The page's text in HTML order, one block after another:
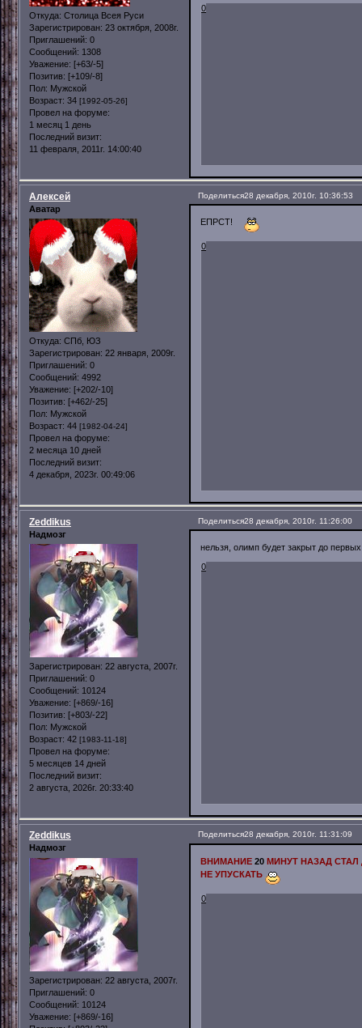
Откуда: Столица Всея Руси
Зарегистрирован: 23 октября, 2008г.
Приглашений: 0
Сообщений: 1308
Уважение: [+63/-5]
Позитив: [+109/-8]
Пол: Мужской
Возраст: 34 [1992-05-26]
Провел на форуме:
1 месяц 1 день
Последний визит:
11 февраля, 2011г. 14:00:40
0
Поделиться28 декабря, 2010г. 10:36:53
Алексей
Аватар
Откуда: СПб, ЮЗ
Зарегистрирован: 22 января, 2009г.
Приглашений: 0
Сообщений: 4992
Уважение: [+202/-10]
Позитив: [+462/-25]
Пол: Мужской
Возраст: 44 [1982-04-24]
Провел на форуме:
2 месяца 10 дней
Последний визит:
4 декабря, 2023г. 00:49:06
ЕПРСТ!
0
Поделиться28 декабря, 2010г. 11:26:00
Zeddikus
Надмозг
Зарегистрирован: 22 августа, 2007г.
Приглашений: 0
Сообщений: 10124
Уважение: [+869/-16]
Позитив: [+803/-22]
Пол: Мужской
Возраст: 42 [1983-11-18]
Провел на форуме:
5 месяцев 14 дней
Последний визит:
2 августа, 2026г. 20:33:40
нельзя, олимп будет закрыт до
0
Поделиться28 декабря, 2010г. 11:31:09
Zeddikus
Надмозг
Зарегистрирован: 22 августа, 2007г.
Приглашений: 0
Сообщений: 10124
Уважение: [+869/-16]
ВНИМАНИЕ 20 МИНУТ НАЗАД
НЕ УПУСКАТЬ
0